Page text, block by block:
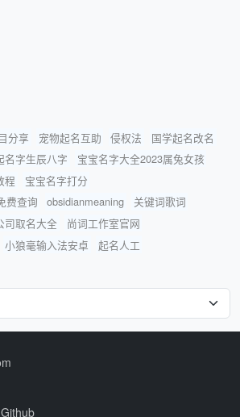
分享 宠物起名互助 侵权法
国学起名改名
名字生辰八字
宝宝名字大全2023属兔女孩
程
宝宝名字打分
费查询
obsidianmeaning
关键词歌词
司取名大全
尚词工作室官网
小狼毫输入法安卓 起名人工
Github